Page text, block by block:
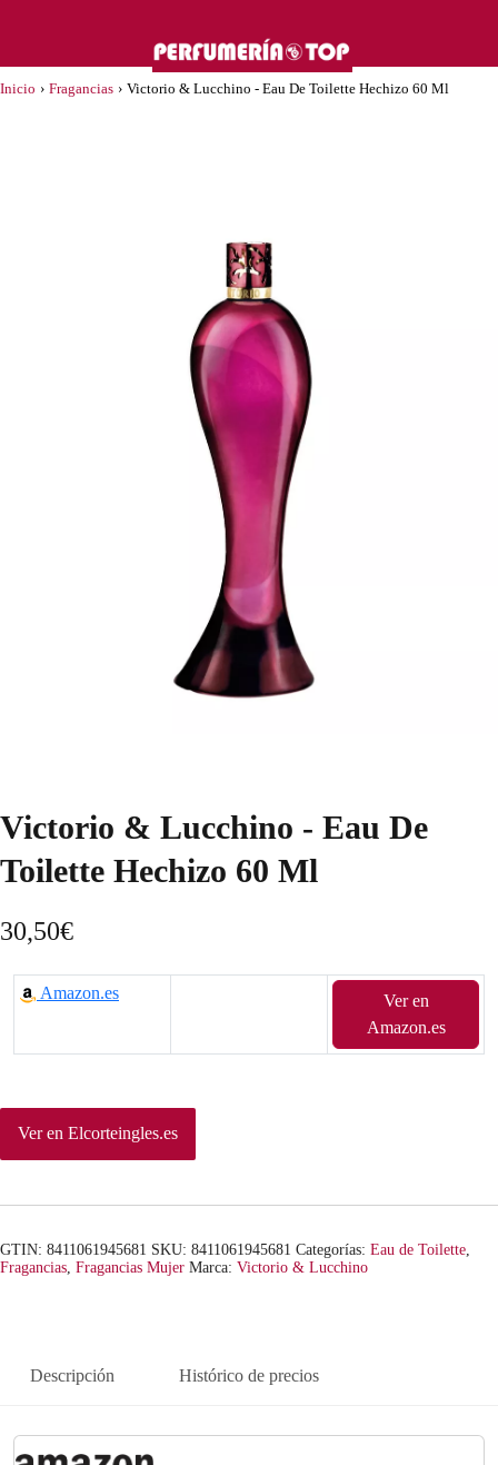
Inicio › Fragancias › Victorio & Lucchino - Eau De Toilette Hechizo 60 Ml
Victorio & Lucchino - Eau De
Toilette Hechizo 60 Ml
30,50€
Amazon.es
Ver en
Amazon.es
Ver en Elcorteingles.es
GTIN: 8411061945681 SKU: 8411061945681 Categorías: Eau de Toilette
Fragancias Fragancias Mujer Marca: Victorio & Lucchino
Descripción Histórico de precios